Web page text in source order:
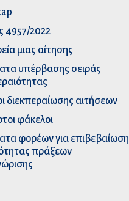
4957/2022
μιας αίτησης
υπέρβασης σειράς
διεκπεραίωσης αιτήσεων
φάκελοι
φορέων για επιβεβαίωση
πράξεων